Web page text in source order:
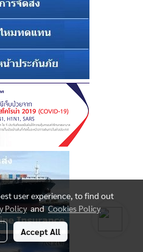
user experience, to find out
PolicyandCookies Policy
Accept All